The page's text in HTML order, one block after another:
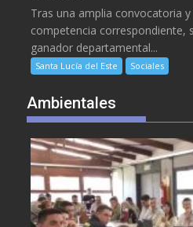
Tras una amplia convocatoria
competencia correspondiente,
ganador departamental...
Santa Lucía del Este Sociales
Ambientales